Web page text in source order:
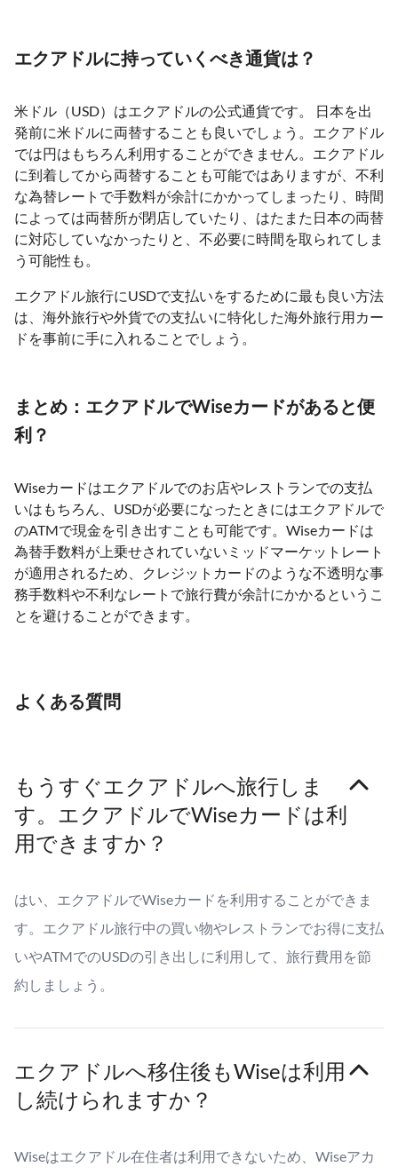
エクアドルに持っていくべき通貨は？
米ドル（USD）はエクアドルの公式通貨です。 日本を出
発前に米ドルに両替することも良いでしょう。エクアドル
では円はもちろん利用することができません。エクアドル
に到着してから両替することも可能ではありますが、不利
な為替レートで手数料が余計にかかってしまったり、時間
によっては両替所が閉店していたり、はたまた日本の両替
に対応していなかったりと、不必要に時間を取られてしま
う可能性も。
エクアドル旅行にUSDで支払いをするために最も良い方法
は、海外旅行や外貨での支払いに特化した海外旅行用カー
ドを事前に手に入れることでしょう。
まとめ：エクアドルでWiseカードがあると便
利？
Wiseカードはエクアドルでのお店やレストランでの支払
いはもちろん、USDが必要になったときにはエクアドルで
のATMで現金を引き出すことも可能です。Wiseカードは
為替手数料が上乗せされていないミッドマーケットレート
が適用されるため、クレジットカードのような不透明な事
務手数料や不利なレートで旅行費が余計にかかるというこ
とを避けることができます。
よくある質問
もうすぐエクアドルへ旅行しま
す。エクアドルでWiseカードは利
用できますか？
はい、エクアドルでWiseカードを利用することができま
す。エクアドル旅行中の買い物やレストランでお得に支払
いやATMでのUSDの引き出しに利用して、旅行費用を節
約しましょう。
エクアドルへ移住後もWiseは利用
し続けられますか？
Wiseはエクアドル在住者は利用できないため、Wiseアカ